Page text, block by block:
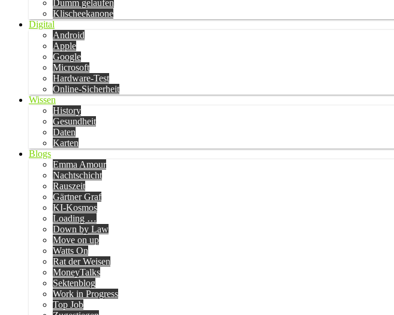
Dumm gelaufen
Klischeekanone
Digital
Android
Apple
Google
Microsoft
Hardware-Test
Online-Sicherheit
Wissen
History
Gesundheit
Daten
Karten
Blogs
Emma Amour
Nachtschicht
Rauszeit
Gärtner Graf
KI-Kosmos
Loading …
Down by Law
Move on up
Watts On
Rat der Weisen
MoneyTalks
Sektenblog
Work in Progress
Top Job